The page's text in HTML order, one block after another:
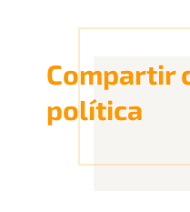
Compartir
política